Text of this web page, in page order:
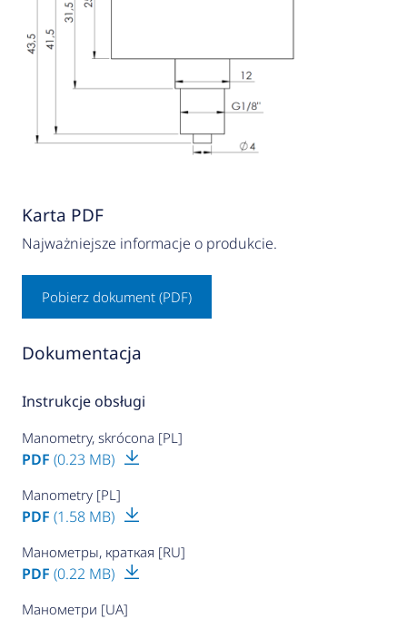
Karta PDF
Najważniejsze informacje o produkcie.
Pobierz dokument (PDF)
Dokumentacja
Instrukcje obsługi
Manometry, skrócona [PL]
PDF (0.23 MB)
Manometry [PL]
PDF (1.58 MB)
Манометры, краткая [RU]
PDF (0.22 MB)
Манометри [UA]